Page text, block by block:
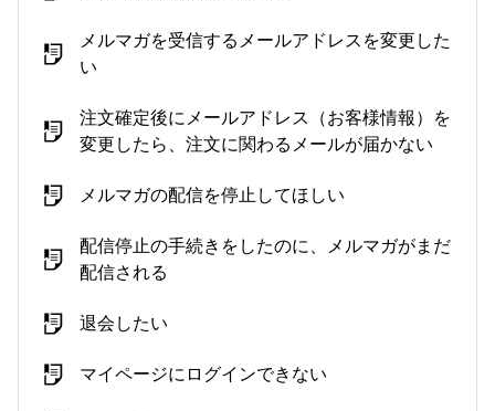
メルマガを受信するメールアドレスを変更した
い
注文確定後にメールアドレス（お客様情報）を
変更したら、注文に関わるメールが届かない
メルマガの配信を停止してほしい
配信停止の手続きをしたのに、メルマガがまだ
配信される
退会したい
マイページにログインできない